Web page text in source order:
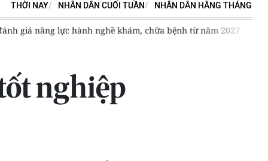
THỜI NAY NHÂN DÂN CUỐI TUẦN NHÂN DÂN HẰNG THÁNG
cần chuyển mạnh từ "nghiên cứu để công bố" sang tạo sản
nghiệp